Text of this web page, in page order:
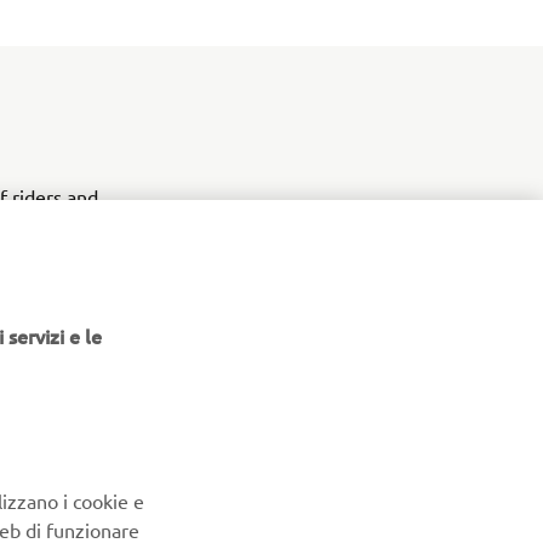
riders and
1, a 3-
RiDE®
e le
i cookie e
di funzionare